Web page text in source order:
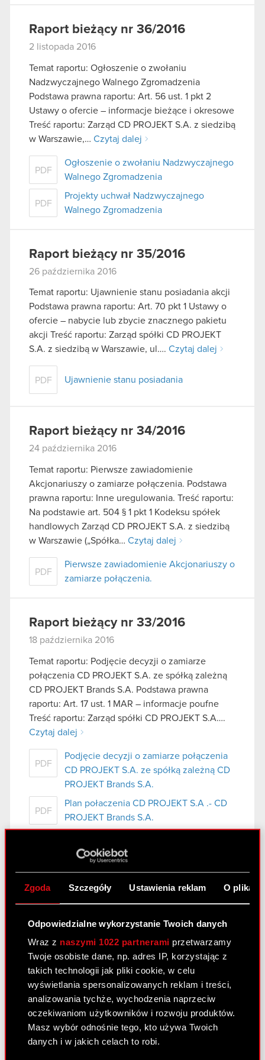
Zgoda Szczegóły Ustawienia reklam O
Odpowiedzialne wykorzystanie Twoich danych
Wraz z naszymi 1022 partnerami przetwarzamy
Twoje osobiste dane, np. adres IP, korzystając z
takich technologii jak pliki cookie, w celu
wyświetlania spersonalizowanych reklam i treści,
analizowania tychże, wychodzenia naprzeciw
oczekiwaniom użytkowników i rozwoju produktów.
Masz wybór odnośnie tego, kto używa Twoich
danych i w jakich celach to robi.
Raport bieżący nr 36/2016
2 listopada 2016
Temat raportu: Ogłoszenie o zwołaniu
Nadzwyczajnego Walnego Zgromadzenia
Podstawa prawna raportu: Art. 56 ust. 1 pkt 2
Ustawy o ofercie – informacje bieżące i okresowe
Treść raportu: Zarząd CD PROJEKT S.A. z siedzibą
w Warszawie,… Czytaj dalej
PDF
Ogłoszenie o zwołaniu Nadzwyczajnego
Walnego Zgromadzenia
PDF
Projekty uchwał Nadzwyczajnego
Walnego Zgromadzenia
Raport bieżący nr 35/2016
26 października 2016
Temat raportu: Ujawnienie stanu posiadania akcji
Podstawa prawna raportu: Art. 70 pkt 1 Ustawy o
ofercie – nabycie lub zbycie znacznego pakietu
akcji Treść raportu: Zarząd spółki CD PROJEKT
S.A. z siedzibą w Warszawie, ul…. Czytaj dalej
PDF Ujawnienie stanu posiadania
Raport bieżący nr 34/2016
24 października 2016
Temat raportu: Pierwsze zawiadomienie
Akcjonariuszy o zamiarze połączenia. Podstawa
prawna raportu: Inne uregulowania. Treść raportu:
Na podstawie art. 504 § 1 pkt 1 Kodeksu spółek
handlowych Zarząd CD PROJEKT S.A. z siedzibą
w Warszawie („Spółka… Czytaj dalej
PDF
Pierwsze zawiadomienie Akcjonariuszy o
zamiarze połączenia.
Raport bieżący nr 33/2016
18 października 2016
Temat raportu: Podjęcie decyzji o zamiarze
połączenia CD PROJEKT S.A. ze spółką zależną
CD PROJEKT Brands S.A. Podstawa prawna
raportu: Art. 17 ust. 1 MAR – informacje poufne
Treść raportu: Zarząd spółki CD PROJEKT S.A….
Czytaj dalej
PDF
Podjęcie decyzji o zamiarze połączenia
CD PROJEKT S.A. ze spółką zależną CD
PROJEKT Brands S.A.
PDF
Plan połaczenia CD PROJEKT S.A .- CD
PROJEKT Brands S.A.
Raport bieżący nr 32/2016
ofercie – nabycie lub zbycie znacznego pakietu
akcji Treść raportu: Zarząd spółki CD PROJEKT
S.A. z siedzibą w Warszawie, ul…. Czytaj dalej
PDF Ujawnienie stanu posiadania
Raport bieżący nr 31/2016